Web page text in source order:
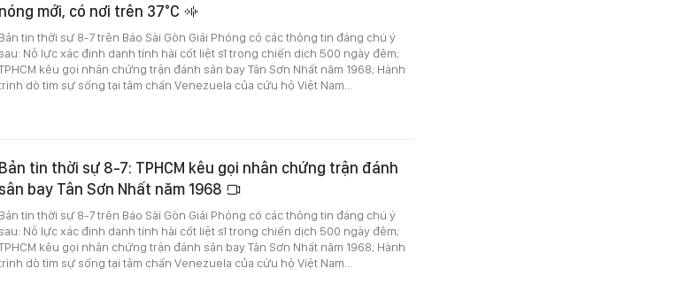
nóng mới, có nơi trên 37°C
Bản tin thời sự 8-7 trên Báo Sài Gòn Giải Phóng có các thông tin đáng chú ý
sau: Nỗ lực xác định danh tính hài cốt liệt sĩ trong chiến dịch 500 ngày đêm;
kêu gọi nhân chứng trận đánh sân bay Tân Sơn Nhất năm 1968; Hành
dò tìm sự sống tại tâm chấn Venezuela của cứu hộ Việt Nam...
Bản tin thời sự 8-7: TPHCM kêu gọi nhân chứng trận đánh
sân bay Tân Sơn Nhất năm 1968
Bản tin thời sự 8-7 trên Báo Sài Gòn Giải Phóng có các thông tin đáng chú ý
sau: Nỗ lực xác định danh tính hài cốt liệt sĩ trong chiến dịch 500 ngày đêm;
kêu gọi nhân chứng trận đánh sân bay Tân Sơn Nhất năm 1968; Hành
dò tìm sự sống tại tâm chấn Venezuela của cứu hộ Việt Nam...